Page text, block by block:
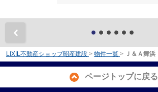
LIXIL不動産ショップ昭産建設 > 物件一覧 > Ｊ＆Ａ舞浜
ページトップに戻る